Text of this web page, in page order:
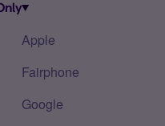
Apple
Fairphone
Google